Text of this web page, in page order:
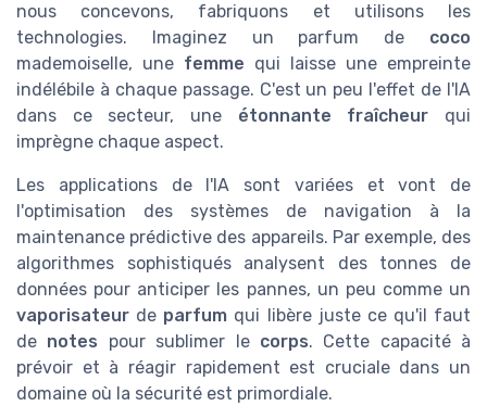
nous concevons, fabriquons et utilisons les
technologies. Imaginez un parfum de coco
mademoiselle, une femme qui laisse une empreinte
indélébile à chaque passage. C'est un peu l'effet de l'IA
dans ce secteur, une étonnante fraîcheur qui
imprègne chaque aspect.
Les applications de l'IA sont variées et vont de
l'optimisation des systèmes de navigation à la
maintenance prédictive des appareils. Par exemple, des
algorithmes sophistiqués analysent des tonnes de
données pour anticiper les pannes, un peu comme un
vaporisateur de parfum qui libère juste ce qu'il faut
de notes pour sublimer le corps. Cette capacité à
prévoir et à réagir rapidement est cruciale dans un
domaine où la sécurité est primordiale.